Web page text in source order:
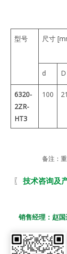
型号 尺寸
d D
6320-
2ZR-
HT3
100
备注：
〖 技术咨询及
销售经理：赵